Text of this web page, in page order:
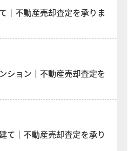
｜不動産売却査定を承りま
ション｜不動産売却査定を
て｜不動産売却査定を承り